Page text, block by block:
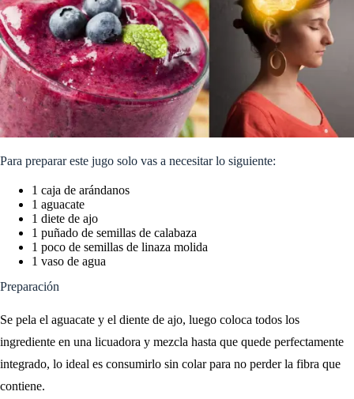
Para preparar este jugo solo vas a necesitar lo siguiente:
1 caja de arándanos
1 aguacate
1 diete de ajo
1 puñado de semillas de calabaza
1 poco de semillas de linaza molida
1 vaso de agua
Preparación
Se pela el aguacate y el diente de ajo, luego coloca todos los
ingrediente en una licuadora y mezcla hasta que quede perfectamente
integrado, lo ideal es consumirlo sin colar para no perder la fibra que
contiene.